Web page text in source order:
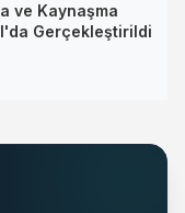
ve Kaynaşma
Gerçekleştirildi